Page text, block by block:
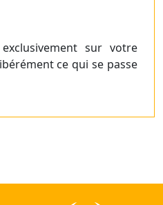
sur votre
ce qui se passe